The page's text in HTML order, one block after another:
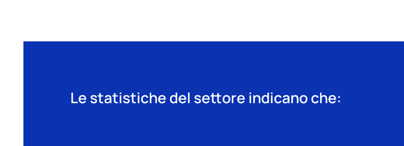
Le statistiche del settore indicano che: